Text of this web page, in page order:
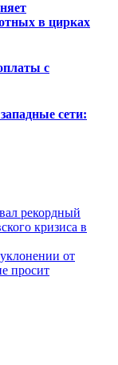
в цирках
с
сети:
рекордный
кризиса в
от
просит